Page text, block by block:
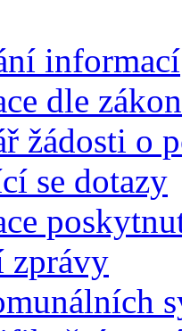
informací
dle
žádosti o
se dotazy
zprávy